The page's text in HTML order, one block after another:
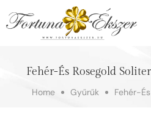
Fehér-És Rosegold
Home Gyűrűk